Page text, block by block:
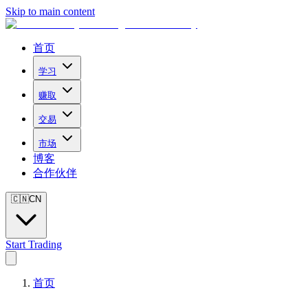
Skip to main content
首页
学习
赚取
交易
市场
博客
合作伙伴
🇨🇳CN
Start Trading
首页